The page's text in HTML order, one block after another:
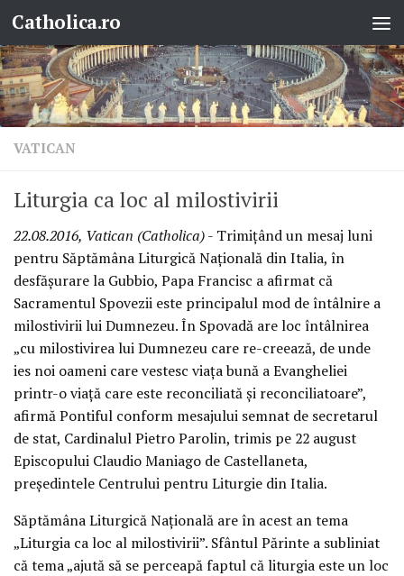
Skip to content
Catholica.ro
VATICAN
Liturgia ca loc al milostivirii
22.08.2016, Vatican (Catholica)- Trimițând un mesaj luni
pentru Săptămâna Liturgică Națională din Italia, în
desfășurare la Gubbio, Papa Francisc a afirmat că
Sacramentul Spovezii este principalul mod de întâlnire a
milostivirii lui Dumnezeu. În Spovadă are loc întâlnirea
„cu milostivirea lui Dumnezeu care re-creează, de unde
ies noi oameni care vestesc viața bună a Evangheliei
printr-o viață care este reconciliată și reconciliatoare”,
afirmă Pontiful conform mesajului semnat de secretarul
de stat, Cardinalul Pietro Parolin, trimis pe 22 august
Episcopului Claudio Maniago de Castellaneta,
președintele Centrului pentru Liturgie din Italia.
Săptămâna Liturgică Națională are în acest an tema
„Liturgia ca loc al milostivirii”. Sfântul Părinte a subliniat
că tema „ajută să se perceapă faptul că liturgia este un loc